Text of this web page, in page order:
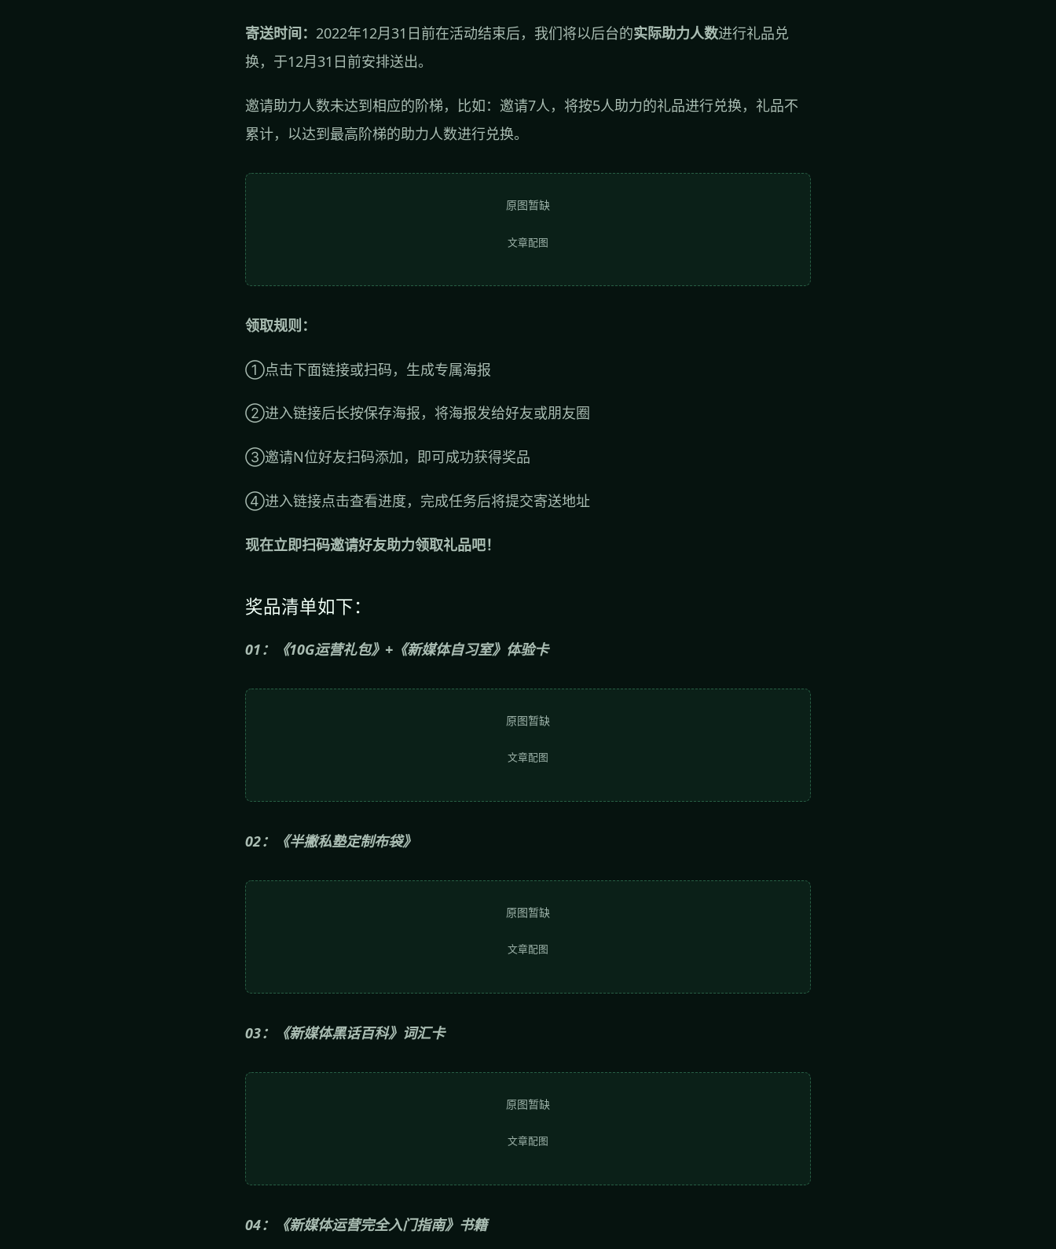
寄送时间： 2022年12月31日前在活动结束后，我们将以后台的实际助力人数进行礼品兑
换，于12月31日前安排送出。
邀请助力人数未达到相应的阶梯，比如：邀请7人，将按5人助力的礼品进行兑换，礼品不
累计，以达到最高阶梯的助力人数进行兑换。
原图暂缺
文章配图
领取规则：
①点击下面链接或扫码，生成专属海报
②进入链接后长按保存海报，将海报发给好友或朋友圈
③邀请N位好友扫码添加，即可成功获得奖品
④进入链接点击查看进度，完成任务后将提交寄送地址
现在立即扫码邀请好友助力领取礼品吧！
奖品清单如下：
01：《10G运营礼包》+《新媒体自习室》体验卡
原图暂缺
文章配图
02：《半撇私塾定制布袋》
原图暂缺
文章配图
03：《新媒体黑话百科》词汇卡
原图暂缺
文章配图
04：《新媒体运营完全入门指南》书籍